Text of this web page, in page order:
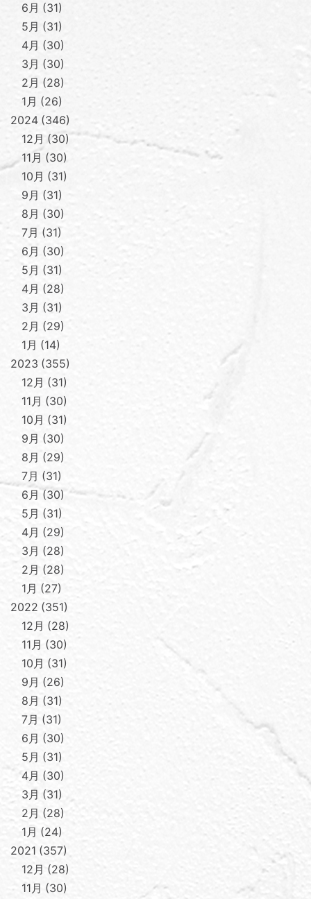
6月
31
5月
31
4月
30
3月
30
2月
28
1月
26
2024 346
12月
30
11月
30
10月
31
9月
31
8月
30
7月
31
6月
30
5月
31
4月
28
3月
31
2月
29
1月
14
2023 355
12月
31
11月
30
10月
31
9月
30
8月
29
7月
31
6月
30
5月
31
4月
29
3月
28
2月
28
1月
27
2022 351
12月
28
11月
30
10月
31
9月
26
8月
31
7月
31
6月
30
5月
31
4月
30
3月
31
2月
28
1月
24
2021 357
12月
28
11月
30